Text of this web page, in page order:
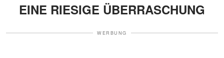
EINE RIESIGE ÜBERRASCHUNG
WERBUNG